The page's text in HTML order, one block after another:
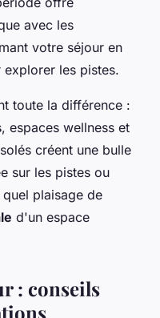
avec les
votre séjour en
les pistes.
toute la différence :
espaces wellness et
créent une bulle
sur les pistes ou
plaisage de
d'un espace
: conseils